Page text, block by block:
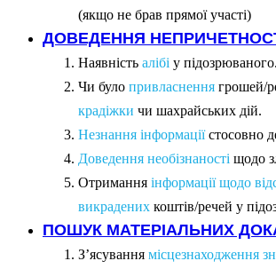
(якщо не брав прямої участі)
ДОВЕДЕННЯ
Наявність алібі у підозрюваного.
Чи було привласнення грошей/
крадіжки чи шахрайських дій.
Незнання інформаціїстосовно
Доведення необізнаності щодо
Отримання інформації щодо
викрадених коштів/речей у
ПОШУК МАТЕРІАЛЬНИХ
З’ясування місцезнаходження